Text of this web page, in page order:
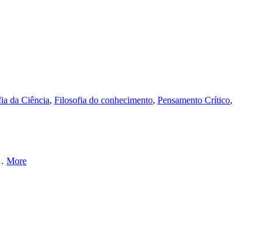
da Ciência, Filosofia do conhecimento, Pensamento Crítico,
More